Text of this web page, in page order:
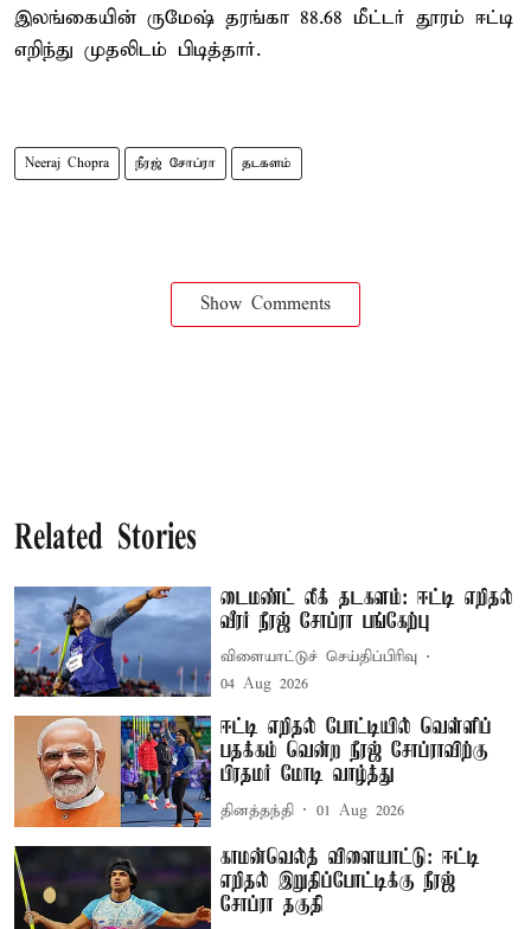
இலங்கையின் ருமேஷ் தரங்கா 88.68 மீட்டர் தூரம் ஈட்டி
எறிந்து முதலிடம் பிடித்தார்.
Neeraj Chopra நீரஜ் சோப்ரா தடகளம்
Show Comments
Related Stories
டைமண்ட் லீக் தடகளம்: ஈட்டி எறிதல்
வீரர் நீரஜ் சோப்ரா பங்கேற்பு
விளையாட்டுச் செய்திப்பிரிவு
04 Aug 2026
ஈட்டி எறிதல் போட்டியில் வெள்ளிப்
பதக்கம் வென்ற நீரஜ் சோப்ராவிற்கு
பிரதமர் மோடி வாழ்த்து
தினத்தந்தி 01 Aug 2026
காமன்வெல்த் விளையாட்டு: ஈட்டி
எறிதல் இறுதிப்போட்டிக்கு நீரஜ்
சோப்ரா தகுதி